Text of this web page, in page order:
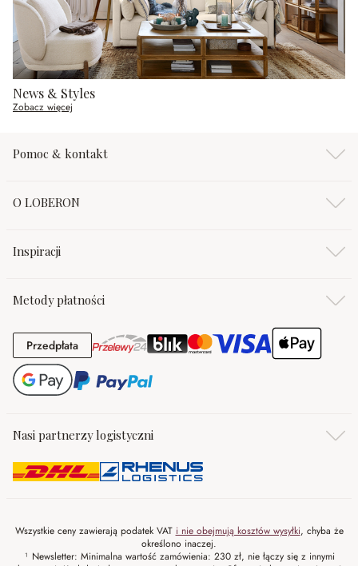
News & Styles
Zobacz więcej
Pomoc & kontakt
O LOBERON
Inspiracji
Metody płatności
PrzedpłataPrzedpłata
Nasi partnerzy logistyczni
Wszystkie ceny zawierają podatek VAT i nie obejmują kosztów wysyłki, chyba że
określono inaczej.
¹ Newsletter: Minimalna wartość zamówienia: 230 zł, nie łączy się z innymi